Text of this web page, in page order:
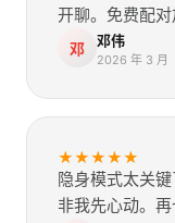
开聊。免费配对
邓 邓伟
2026 年 3 月
★★★★★
隐身模式太关
非我先心动。再